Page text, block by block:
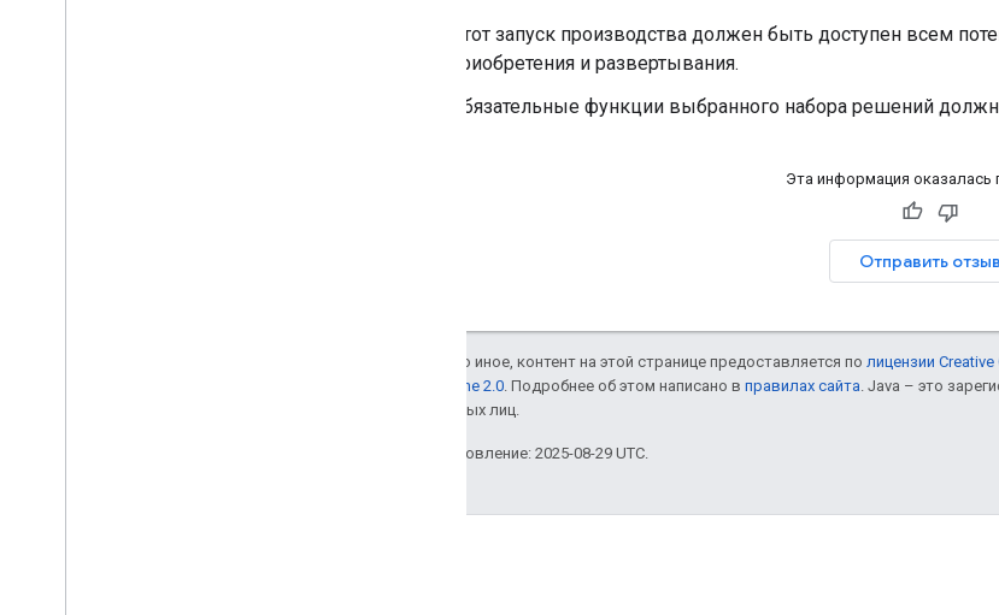
Этот запуск производства должен быть доступен всем
приобретения и развертывания.
Обязательные функции выбранного набора решений
Эта информация оказалась
Отправить отзыв
Если не указано иное, контент на этой странице предоставляется по лицензии
лицензии Apache 2.0. Подробнее об этом написано в правилах сайта. Java – это
аффилированных лиц.
Последнее обновление: 2025-08-29 UTC.